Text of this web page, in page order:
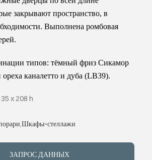
СТИЛЕ
ГАЛЕРЕЯ
закрывают пространство, в
Выполнена ромбовая
типов: тёмный фриз Сикамор
каналетто и дуба (LB39).
x 208 h
,Шкафы-стеллажи
ЗАПРОС ДАННЫХ